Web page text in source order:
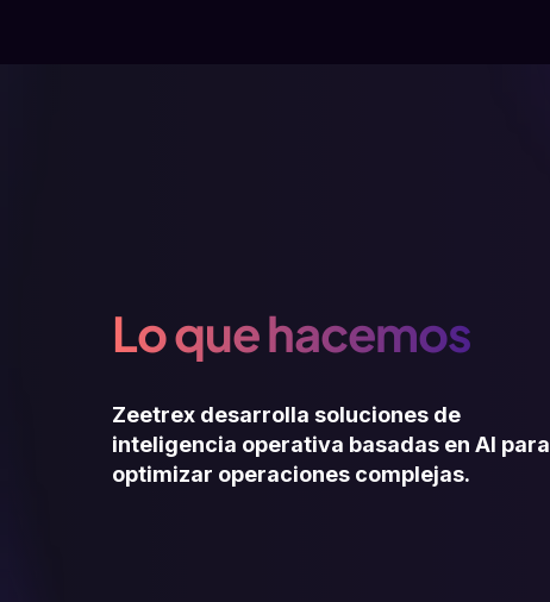
Lo que hacemos
Zeetrex desarrolla soluciones de
inteligencia operativa basadas en AI para
optimizar operaciones complejas.